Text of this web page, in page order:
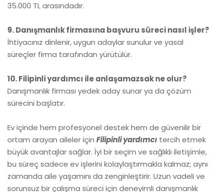
35.000 TL arasındadır.
9. Danışmanlık firmasına başvuru süreci nasıl işler?
İhtiyacınız dinlenir, uygun adaylar sunulur ve yasal
süreçler firma tarafından yürütülür.
10. Filipinli yardımcı ile anlaşamazsak ne olur?
Danışmanlık firması yedek aday sunar ya da çözüm
sürecini başlatır.
Ev içinde hem profesyonel destek hem de güvenilir bir
ortam arayan aileler için Filipinli yardımcı tercih etmek
büyük avantajlar sağlar. İyi bir seçim ve sağlıklı iletişimle,
bu süreç sadece ev işlerini kolaylaştırmakla kalmaz; aynı
zamanda aile yaşamını da zenginleştirir. Uzun vadeli ve
sorunsuz bir çalışma süreci için deneyimli danışmanlık